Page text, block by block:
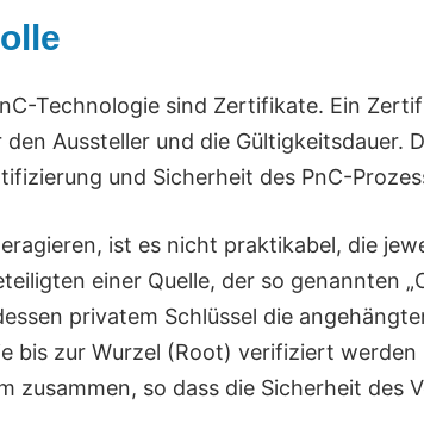
Technologie sind Zertifikate. Ein
Aussteller und die Gültigkeitsdauer.
und Sicherheit des PnC-
ist es nicht praktikabel, die
einer Quelle, der so genannten
privatem Schlüssel die
bis zur Wurzel (Root) verifiziert
zusammen, so dass die Sicherheit des